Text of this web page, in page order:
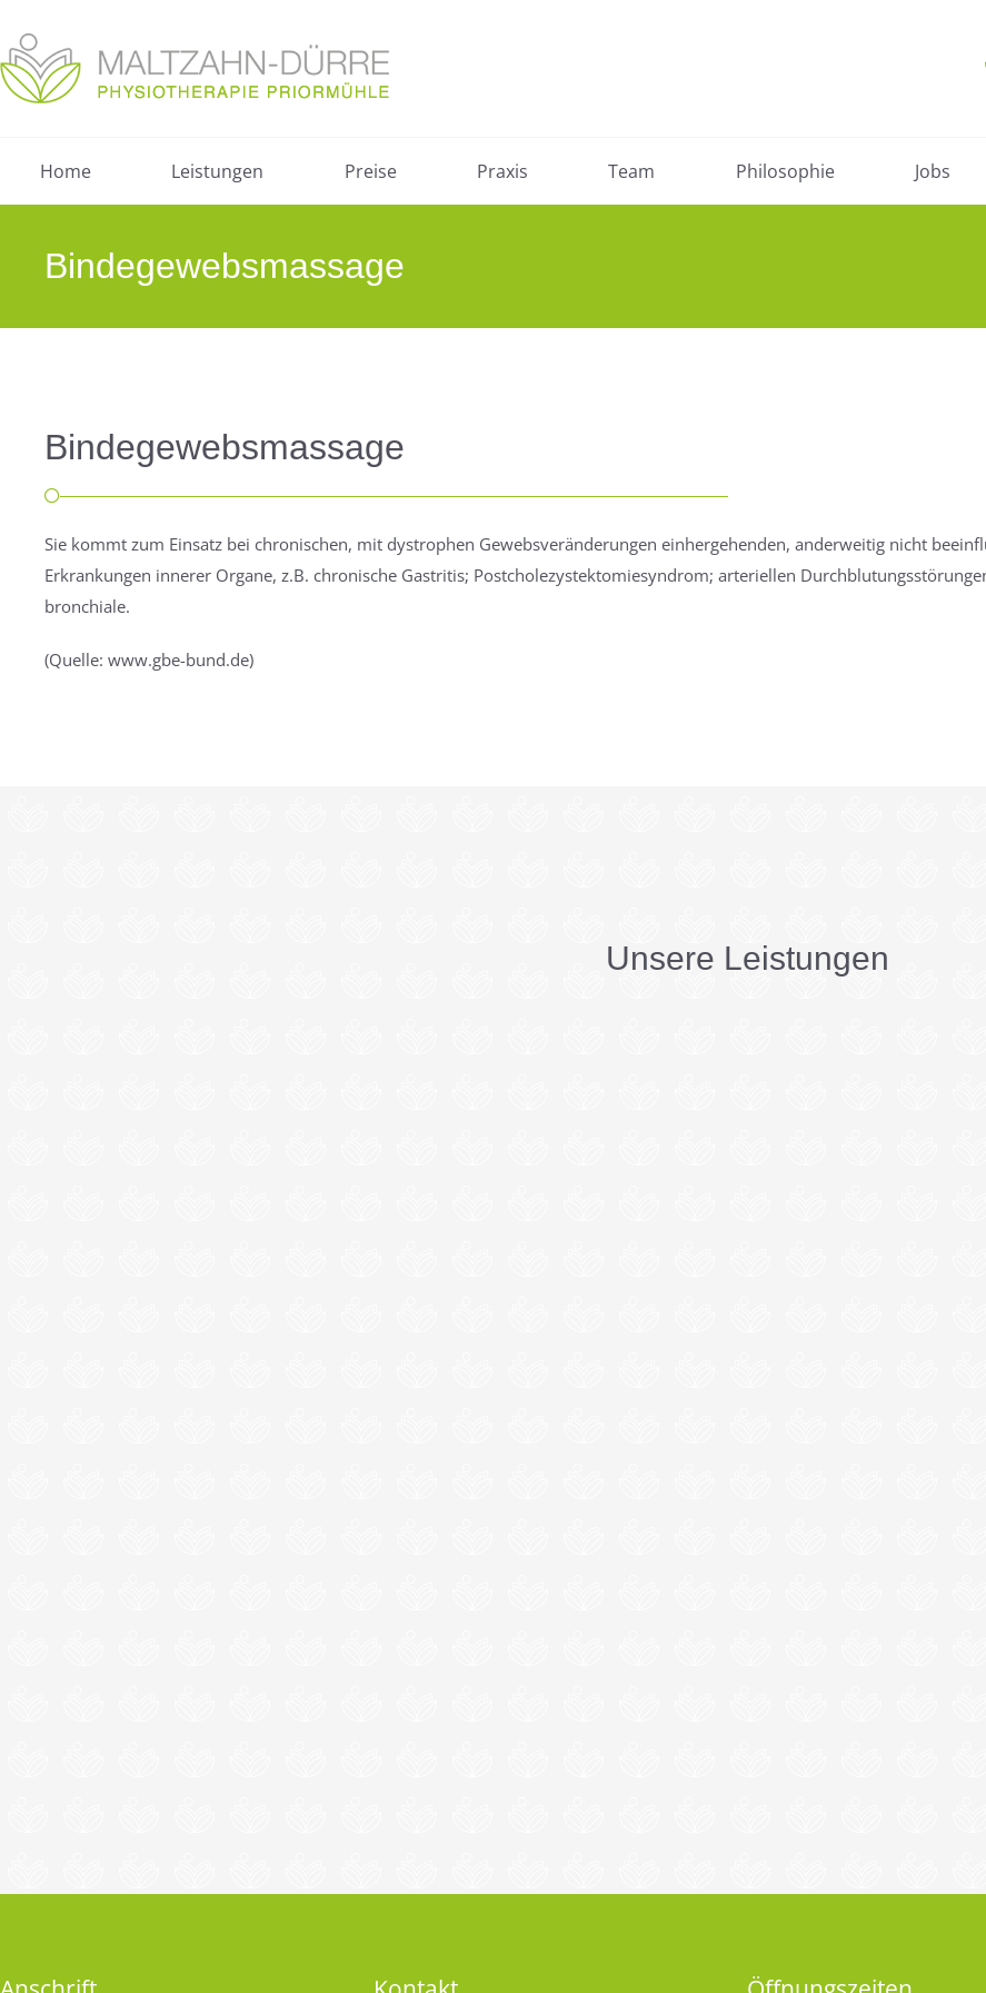
Home Leistungen Preise Praxis Team Philosophie Jobs
Bindegewebsmassage
Bindegewebsmassage
Sie kommt zum Einsatz bei chronischen, mit dystrophen Gewebsveränderungen einhergehenden, anderweitig nicht
Erkrankungen innerer Organe, z.B. chronische Gastritis; Postcholezystektomiesyndrom; arteriellen
bronchiale.
(Quelle: www.gbe-bund.de)
Unsere Leistungen